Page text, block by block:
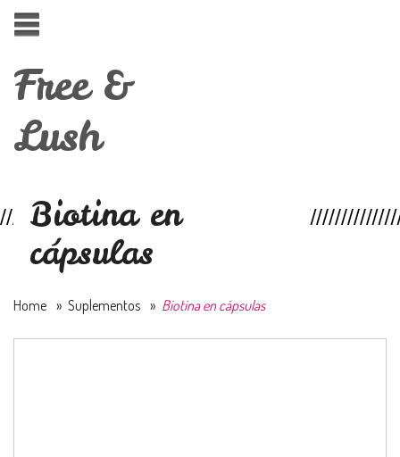
Free &
Lush
Biotina en
cápsulas
Home » Suplementos » Biotina en cápsulas